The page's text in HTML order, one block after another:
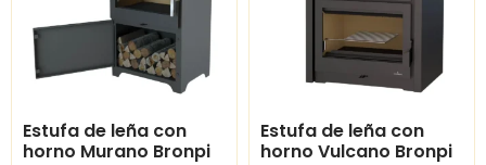
Estufa de leña con
horno Murano Bronpi
Estufa de leña con
horno Vulcano Bronpi